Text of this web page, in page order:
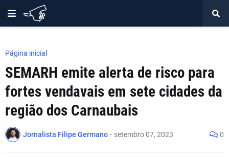
Página inicial
SEMARH emite alerta de risco para
fortes vendavais em sete cidades da
região dos Carnaubais
Jornalista Filipe Germano - setembro 07, 2023 0